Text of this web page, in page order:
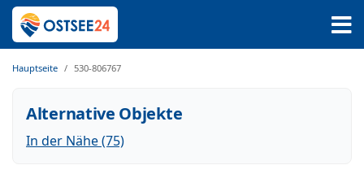
Hauptseite 530-806767
Alternative Objekte
In der Nähe (75)